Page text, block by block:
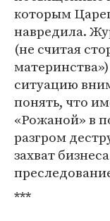
которым
навредила.
(не считая
ситуацию
понять, что
«Рожаной» в
разгром
захват
***